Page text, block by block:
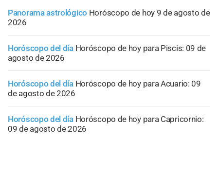
Panorama astrológico Horóscopo de hoy 9 de agosto de
2026
Horóscopo del día Horóscopo de hoy para Piscis: 09 de
agosto de 2026
Horóscopo del día Horóscopo de hoy para Acuario: 09
de agosto de 2026
Horóscopo del día Horóscopo de hoy para Capricornio:
09 de agosto de 2026